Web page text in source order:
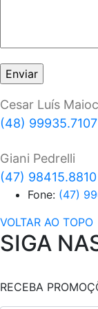
Cesar Luís
(48) 99935.7107
Giani Pedrelli
(47) 98415.8810
Fone: (47)
VOLTAR AO TOPO
SIGA
RECEBA